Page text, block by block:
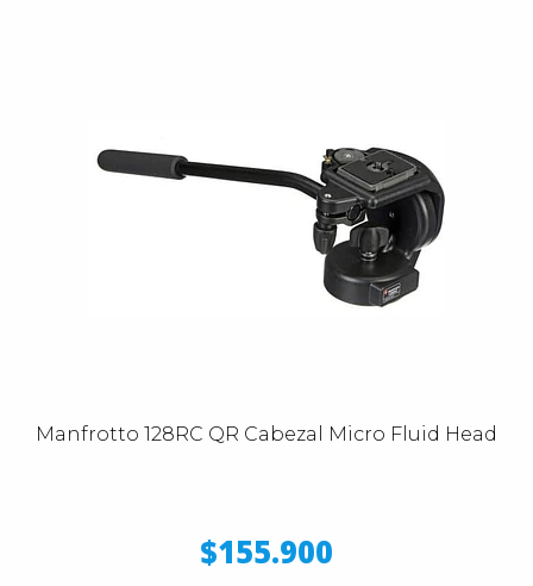
Manfrotto 128RC QR Cabezal Micro Fluid Head
$155.900